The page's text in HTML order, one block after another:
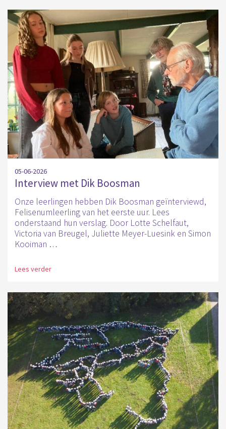
05-06-2026
Interview met Dik Boosman
Onze leerlingen hebben Dik Boosman geïnterviewd,
Felisenumleerling van het eerste uur. Lees
onderstaand hun verslag. Door Lotte Schelfaut,
Victoria van Breugel, Juliette Meyer-Luesink en Simon
Kooiman …
Lees verder